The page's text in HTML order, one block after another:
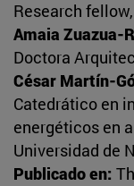
Research
Amaia Zuazua-
Doctora
César Martín-
Catedrático en
energéticos en
Universidad de
Publicado en: